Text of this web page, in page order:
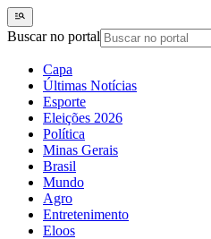
Buscar no portal
Capa
Últimas Notícias
Esporte
Eleições 2026
Política
Minas Gerais
Brasil
Mundo
Agro
Entretenimento
Eloos